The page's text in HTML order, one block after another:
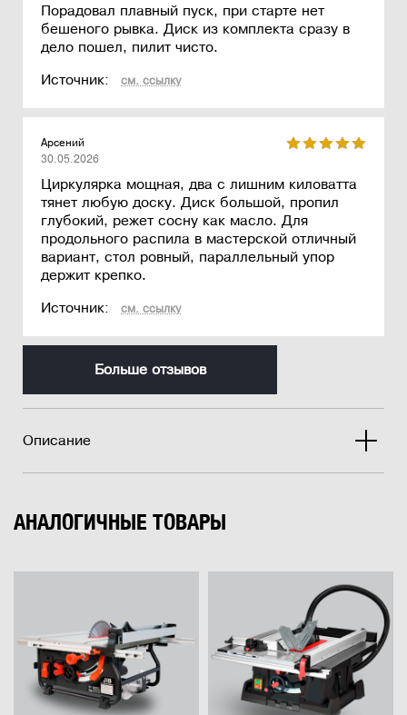
Порадовал плавный пуск, при старте нет
бешеного рывка. Диск из комплекта сразу в
дело пошел, пилит чисто.
Источник:
см. ссылку
Арсений
30.05.2026
Циркулярка мощная, два с лишним киловатта
тянет любую доску. Диск большой, пропил
глубокий, режет сосну как масло. Для
продольного распила в мастерской отличный
вариант, стол ровный, параллельный упор
держит крепко.
Источник:
см. ссылку
Больше отзывов
Описание
АНАЛОГИЧНЫЕ ТОВАРЫ